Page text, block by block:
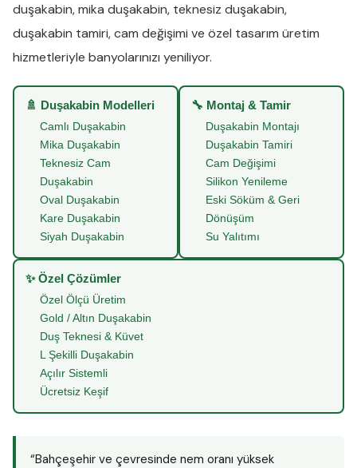
duşakabin,mika duşakabin, teknesiz duşakabin,
duşakabin tamiri,cam değişimi ve özel tasarım üretim
hizmetleriyle banyolarınızı yeniliyor.
🚿 Duşakabin Modelleri
Camlı Duşakabin
Mika Duşakabin
Teknesiz Cam
Duşakabin
Oval Duşakabin
Kare Duşakabin
Siyah Duşakabin
🔧 Montaj & Tamir
Duşakabin Montajı
Duşakabin Tamiri
Cam Değişimi
Silikon Yenileme
Eski Söküm & Geri
Dönüşüm
Su Yalıtımı
✨ Özel Çözümler
Özel Ölçü Üretim
Gold / Altın Duşakabin
Duş Teknesi & Küvet
L Şekilli Duşakabin
Açılır Sistemli
Ücretsiz Keşif
“Bahçeşehir ve çevresinde nem oranı yüksek